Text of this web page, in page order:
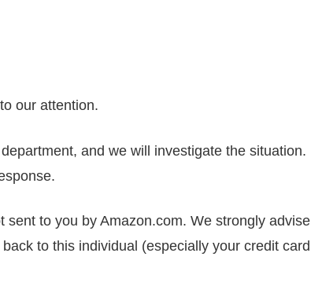
our attention.
and we will investigate the situation.
to you by Amazon.com. We strongly advise
to this individual (especially your credit card